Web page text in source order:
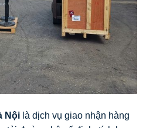
Nội là dịch vụ giao nhận hàng